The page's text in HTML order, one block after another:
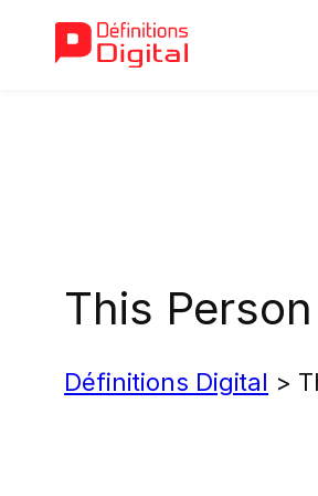
This
Définitions Digital >